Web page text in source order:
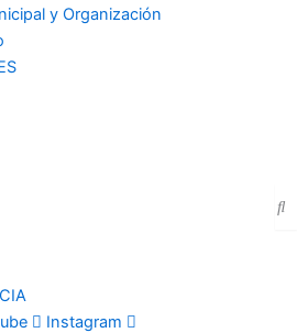
y Organización
Instagram